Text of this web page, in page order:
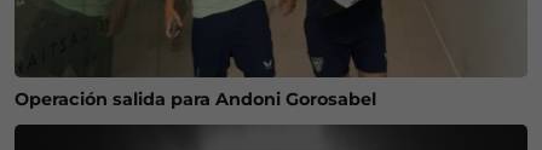
Operación salida para Andoni Gorosabel